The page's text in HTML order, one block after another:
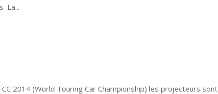
La...
2014 (World Touring Car Championship) les projecteurs sont